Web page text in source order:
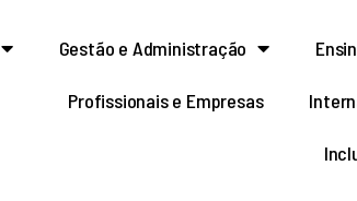
Gestão e Administração
Profissionais e Empresas